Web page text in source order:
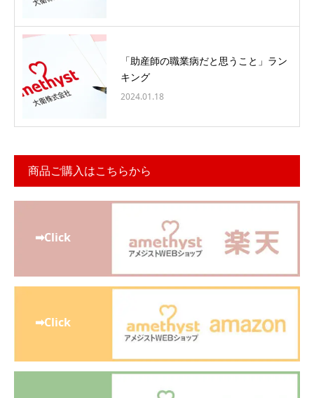
「助産師の職業病だと思うこと」ラン
キング
2024.01.18
商品ご購入はこちらから
➡Click
➡Click